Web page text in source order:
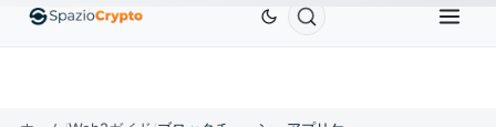
EthereumETH$1,880.58 TetherUSDT$0.9991 BNBBNB